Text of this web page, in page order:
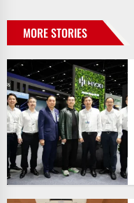
MORE STORIES